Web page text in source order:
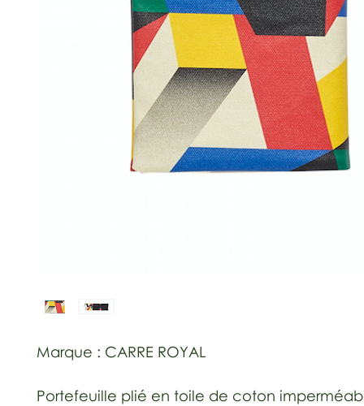
Marque : CARRE ROYAL
Portefeuille plié en toile de coton